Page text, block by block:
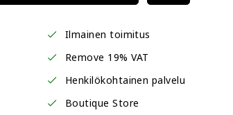
Ilmainen toimitus
Remove 19% VAT
Henkilökohtainen palvelu
Boutique Store